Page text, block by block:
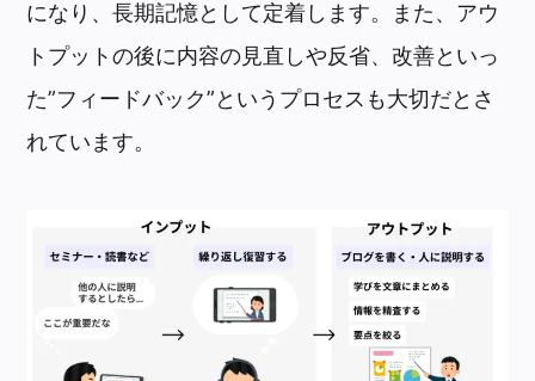
になり、長期記憶として定着します。また、アウ
トプットの後に内容の見直しや反省、改善といっ
た”フィードバック”というプロセスも大切だとさ
れています。